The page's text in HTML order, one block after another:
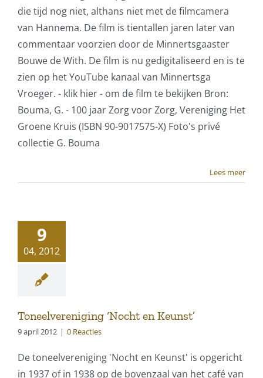
die tijd nog niet, althans niet met de filmcamera
van Hannema. De film is tientallen jaren later van
commentaar voorzien door de Minnertsgaaster
Bouwe de With. De film is nu gedigitaliseerd en is te
zien op het YouTube kanaal van Minnertsga
Vroeger. - klik hier - om de film te bekijken Bron:
Bouma, G. - 100 jaar Zorg voor Zorg, Vereniging Het
Groene Kruis (ISBN 90-9017575-X) Foto's privé
collectie G. Bouma
Lees meer
9
04, 2012
Toneelvereniging ‘Nocht en Keunst’
9 april 2012 | 0 Reacties
De toneelvereniging 'Nocht en Keunst' is opgericht
in 1937 of in 1938 op de bovenzaal van het café van